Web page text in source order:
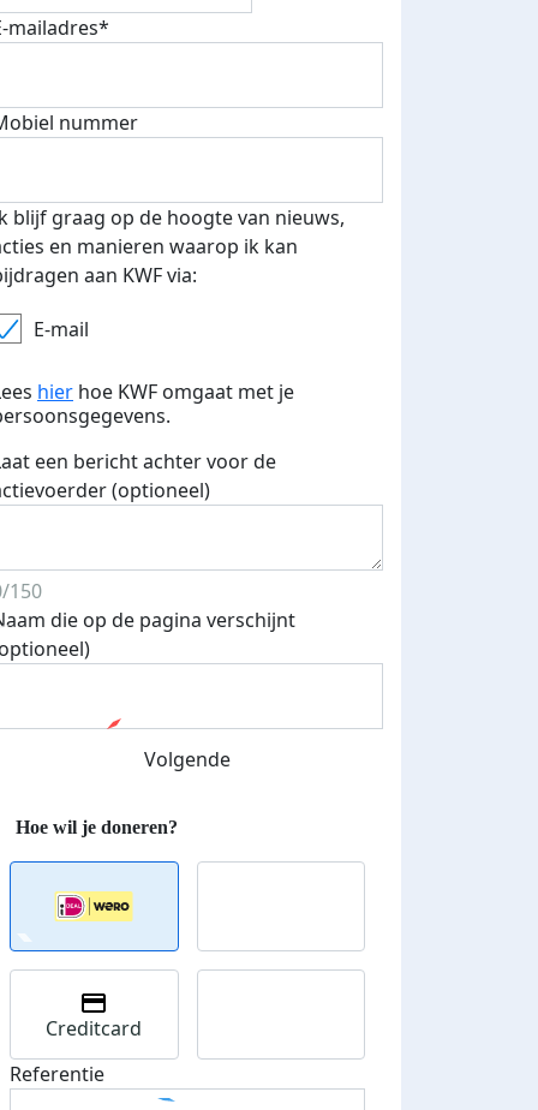
mailadres*
nummer
blijf graag op de hoogte van nieuws,
en manieren waarop ik kan
aan KWF via:
E-mail
hier hoe KWF omgaat met je
een bericht achter voor de
(optioneel)
150
die op de pagina verschijnt
Volgende
Creditcard
Referentie